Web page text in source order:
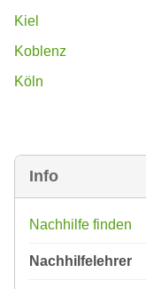
Info
Nachhilfe finden
Nachhilfelehrer
Kiel
Koblenz
Köln